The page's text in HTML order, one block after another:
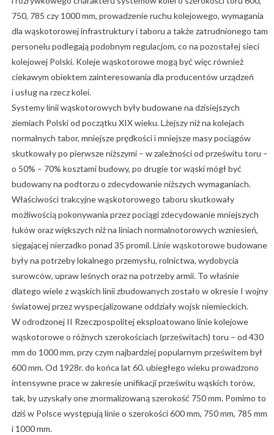
750, 785 czy 1000 mm, prowadzenie ruchu kolejowego, wymagania
dla wąskotorowej infrastruktury i taboru a także zatrudnionego tam
personelu podlegają podobnym regulacjom, co na pozostałej sieci
kolejowej Polski. Koleje wąskotorowe mogą być więc również
ciekawym obiektem zainteresowania dla producentów urządzeń
i usług na rzecz kolei.
Systemy linii wąskotorowych były budowane na dzisiejszych
ziemiach Polski od początku XIX wieku. Lżejszy niż na kolejach
normalnych tabor, mniejsze prędkości i mniejsze masy pociągów
skutkowały po pierwsze niższymi – w zależności od prześwitu toru –
o 50% – 70% kosztami budowy, po drugie tor wąski mógł być
budowany na podtorzu o zdecydowanie niższych wymaganiach.
Właściwości trakcyjne wąskotorowego taboru skutkowały
możliwością pokonywania przez pociągi zdecydowanie mniejszych
łuków oraz większych niż na liniach normalnotorowych wzniesień,
sięgającej nierzadko ponad 35 promil. Linie wąskotorowe budowane
były na potrzeby lokalnego przemysłu, rolnictwa, wydobycia
surowców, upraw leśnych oraz na potrzeby armii. To właśnie
dlatego wiele z wąskich linii zbudowanych zostało w okresie I wojny
światowej przez wyspecjalizowane oddziały wojsk niemieckich.
W odrodzonej II Rzeczpospolitej eksploatowano linie kolejowe
wąskotorowe o różnych szerokościach (prześwitach) toru – od 430
mm do 1000 mm, przy czym najbardziej popularnym prześwitem był
600 mm. Od 1928r. do końca lat 60. ubiegłego wieku prowadzono
intensywne prace w zakresie unifikacji prześwitu wąskich torów,
tak, by uzyskały one znormalizowaną szerokość 750 mm. Pomimo to
dziś w Polsce występują linie o szerokości 600 mm, 750 mm, 785 mm
i 1000 mm.